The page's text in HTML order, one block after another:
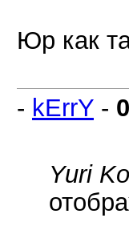
Юр как
- kErrY -
Yuri